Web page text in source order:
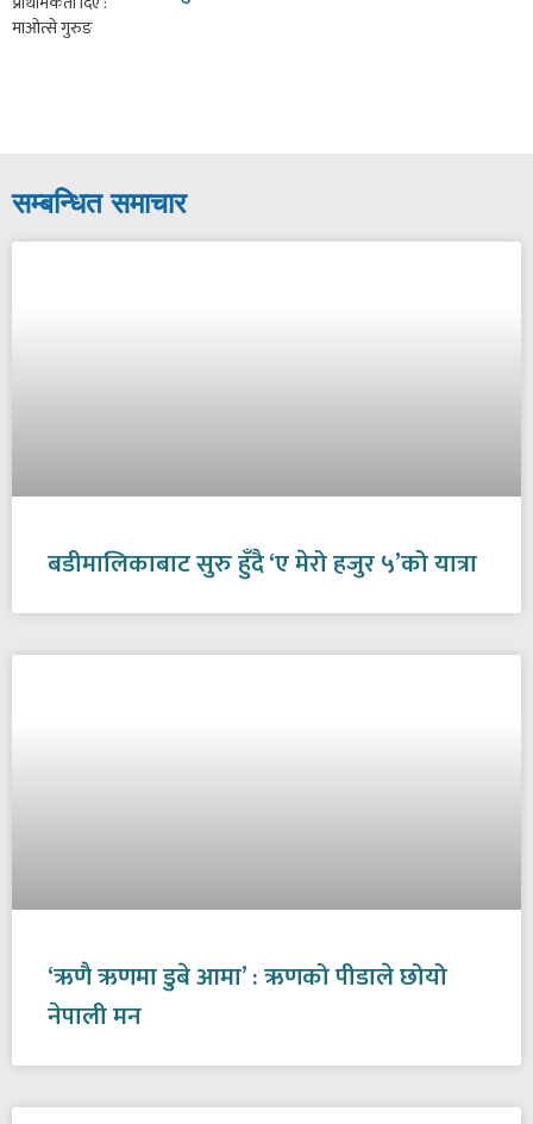
सम्बन्धित समाचार
बडीमालिकाबाट सुरु हुँदै ‘ए मेरो हजुर ५’को यात्रा
‘ऋणै ऋणमा डुबे आमा’ : ऋणको पीडाले छोयो
नेपाली मन